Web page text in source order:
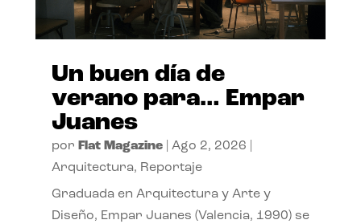
Un buen día de
verano para… Empar
Juanes
por Flat Magazine| Ago 2, 2026
Arquitectura, Reportaje
Graduada en Arquitectura y Arte y
Diseño, Empar Juanes (Valencia, 1990) se